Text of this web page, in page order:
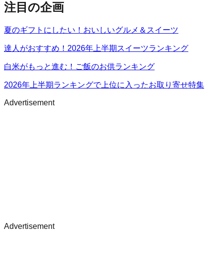
注目の企画
夏のギフトにしたい！おいしいグルメ＆スイーツ
達人がおすすめ！2026年上半期スイーツランキング
白米がもっと進む！ご飯のお供ランキング
2026年上半期ランキングで上位に入ったお取り寄せ特集
Advertisement
Advertisement